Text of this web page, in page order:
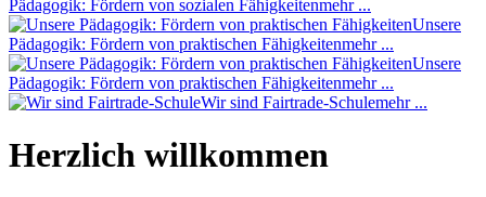
Pädagogik: Fördern von sozialen Fähigkeitenmehr ...
Unsere
Pädagogik: Fördern von praktischen Fähigkeitenmehr ...
Unsere
Pädagogik: Fördern von praktischen Fähigkeitenmehr ...
Wir sind Fairtrade-Schulemehr ...
Herzlich willkommen